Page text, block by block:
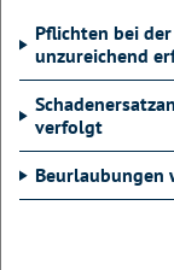
Pflichten bei
unzureichend
verfolgt
Beurlaubungen